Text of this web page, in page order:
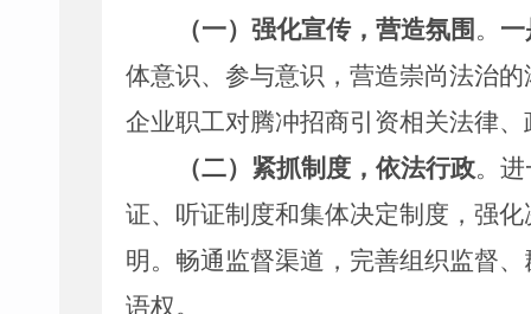
（一） 强化宣传，营造氛围 。 一
体意识、参与意识，营造崇尚法治的
企业职工对腾冲招商引资相关法律
（二） 紧抓制度，依法行政。 进
证、听证制度和集体决定制度，强
明。畅通监督渠道，完善组织监督
语权。